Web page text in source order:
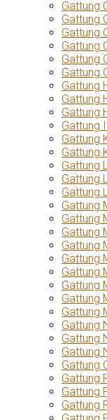
Gattung
Gattung
Gattung
Gattung
Gattung
Gattung
Gattung
Gattung
Gattung
Gattung
Gattung
Gattung
Gattung
Gattung
Gattung
Gattung
Gattung
Gattung
Gattung
Gattung
Gattung
Gattung
Gattung
Gattung
Gattung
Gattung
Gattung
Gattung
Gattung
Gattung
Gattung